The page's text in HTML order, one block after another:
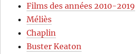
Films des années 2010-2019
Méliès
Chaplin
Buster Keaton